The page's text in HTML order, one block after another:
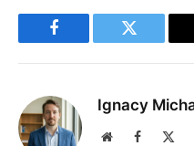
Facebook Twitter
Ignacy
WebsiteFacebook